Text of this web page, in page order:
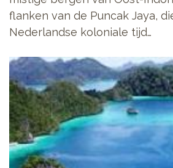
flanken van de Puncak Jaya,
Nederlandse koloniale tijd…